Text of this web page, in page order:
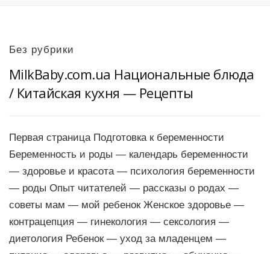
Без рубрики
MilkBaby.com.ua Национальные блюда
/ Китайская кухня — Рецепты
Первая страница Подготовка к беременности
Беременность и роды — календарь беременности
— здоровье и красота — психология беременности
— роды Опыт читателей — рассказы о родах —
советы мам — мой ребенок Женское здоровье —
контрацепция — гинекология — сексология —
диетология Ребенок — уход за младенцем —